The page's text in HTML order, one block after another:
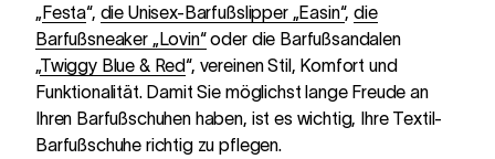
Festa“, die Unisex-Barfußslipper „Easin“,die
Barfußsneaker „Lovin“oder die Barfußsandalen
Twiggy Blue & Red“, vereinen Stil, Komfort und
Funktionalität. Damit Sie möglichst lange Freude an
Ihren Barfußschuhen haben, ist es wichtig, Ihre Textil-
Barfußschuhe richtig zu pflegen.